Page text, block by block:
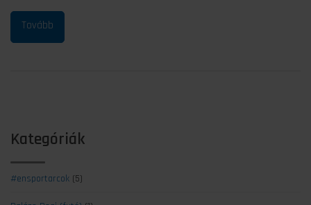
Kategóriák
#ensportarcok (5)